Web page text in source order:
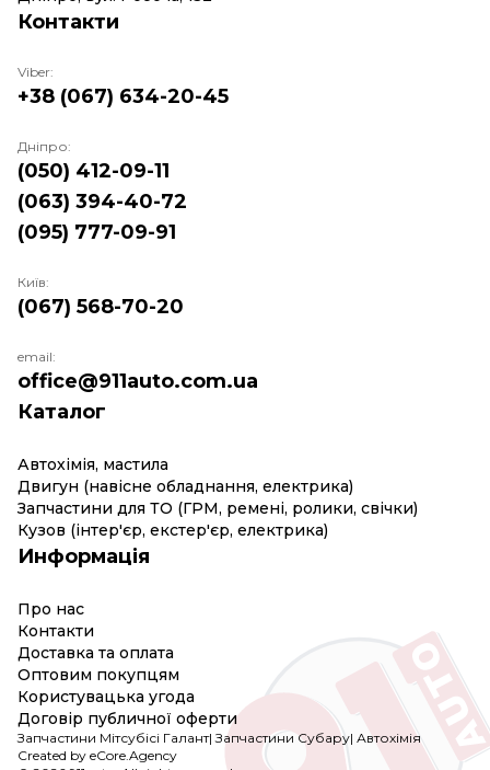
Каталог
Автохімія, мастила
Двигун (навісне обладнання, електрика)
Запчастини для ТО (ГРМ, ремені, ролики, свічки)
Кузов (інтер'єр, екстер'єр, електрика)
Информація
Про нас
Контакти
Доставка та оплата
Оптовим покупцям
Користувацька угода
Договір публичної оферти
Контакти
Viber:
+38 (067) 634-20-45
Дніпро:
(050) 412-09-11
(063) 394-40-72
(095) 777-09-91
Київ:
(067) 568-70-20
email:
office@911auto.com.ua
Created by eCore.Agency
Запчастини Мітсубісі Галант|Запчастини Субару| Автохімія